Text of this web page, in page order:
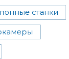
станки